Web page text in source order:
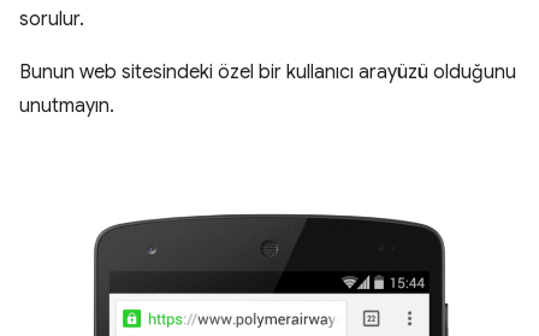
sorulur.
Bunun web sitesindeki özel bir kullanıcı arayüzü olduğunu
unutmayın.